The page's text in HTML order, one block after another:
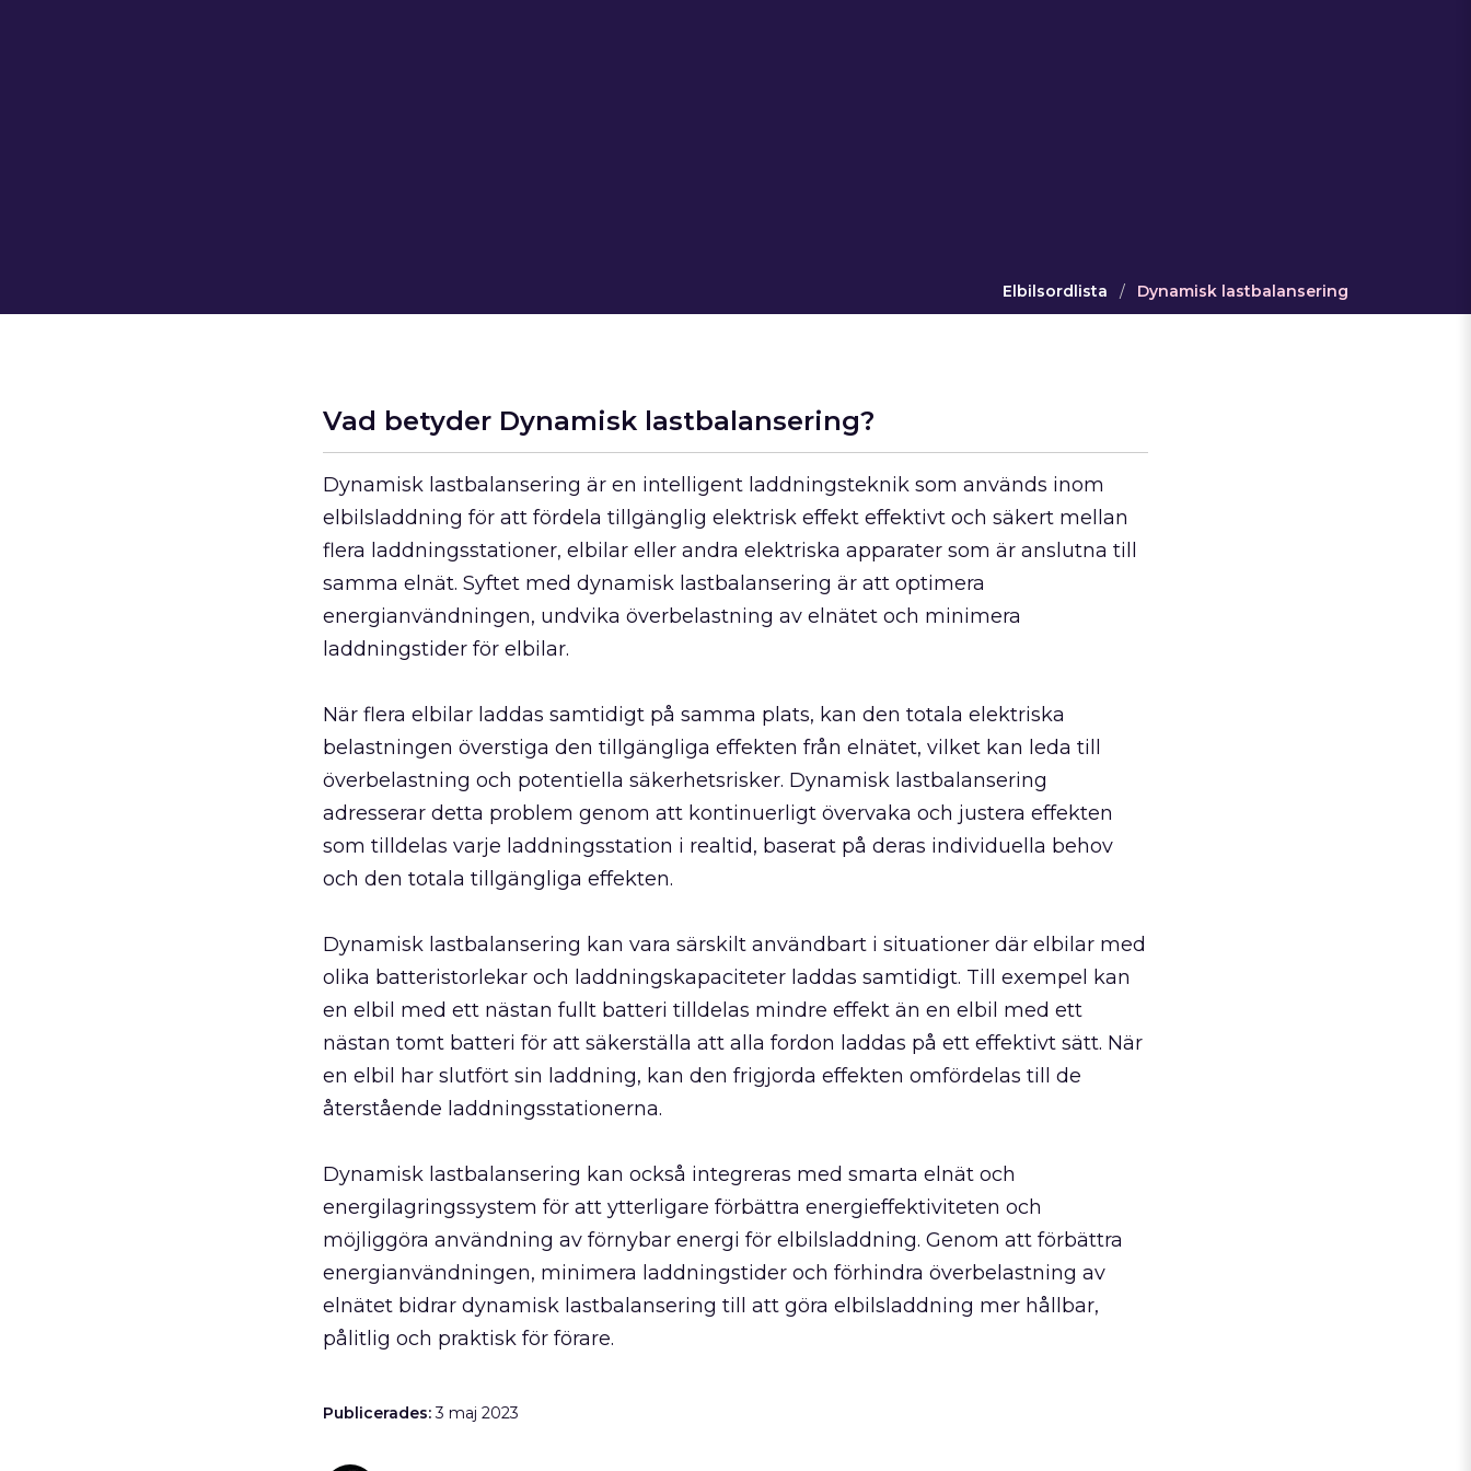
Elbilsordlista / Dynamisk lastbalansering
Vad betyder Dynamisk lastbalansering?
Dynamisk lastbalansering är en intelligent laddningsteknik som används inom
elbilsladdning för att fördela tillgänglig elektrisk effekt effektivt och säkert mellan
flera laddningsstationer, elbilar eller andra elektriska apparater som är anslutna till
samma elnät. Syftet med dynamisk lastbalansering är att optimera
energianvändningen, undvika överbelastning av elnätet och minimera
laddningstider för elbilar.
När flera elbilar laddas samtidigt på samma plats, kan den totala elektriska
belastningen överstiga den tillgängliga effekten från elnätet, vilket kan leda till
överbelastning och potentiella säkerhetsrisker. Dynamisk lastbalansering
adresserar detta problem genom att kontinuerligt övervaka och justera effekten
som tilldelas varje laddningsstation i realtid, baserat på deras individuella behov
och den totala tillgängliga effekten.
Dynamisk lastbalansering kan vara särskilt användbart i situationer där elbilar med
olika batteristorlekar och laddningskapaciteter laddas samtidigt. Till exempel kan
en elbil med ett nästan fullt batteri tilldelas mindre effekt än en elbil med ett
nästan tomt batteri för att säkerställa att alla fordon laddas på ett effektivt sätt. När
en elbil har slutfört sin laddning, kan den frigjorda effekten omfördelas till de
återstående laddningsstationerna.
Dynamisk lastbalansering kan också integreras med smarta elnät och
energilagringssystem för att ytterligare förbättra energieffektiviteten och
möjliggöra användning av förnybar energi för elbilsladdning. Genom att förbättra
energianvändningen, minimera laddningstider och förhindra överbelastning av
elnätet bidrar dynamisk lastbalansering till att göra elbilsladdning mer hållbar,
pålitlig och praktisk för förare.
Publicerades:3 maj 2023